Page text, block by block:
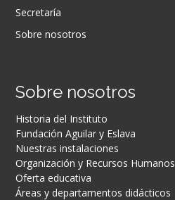
Secretaría
Sobre nosotros
Sobre nosotros
Historia del Instituto
Fundación Aguilar y Eslava
Nuestras instalaciones
Organización y Recursos Humanos
Oferta educativa
Áreas y departamentos didácticos